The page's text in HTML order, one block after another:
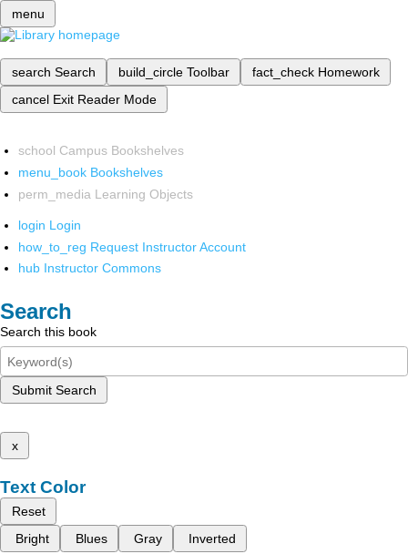
menu
search Search build_circle Toolbar fact_check Homework
cancel Exit Reader Mode
school Campus Bookshelves
menu_book Bookshelves
perm_media Learning Objects
login Login
how_to_reg Request Instructor Account
hub Instructor Commons
Search
Search this book
Submit Search
x
Text Color
Reset
Bright
Blues Gray Inverted